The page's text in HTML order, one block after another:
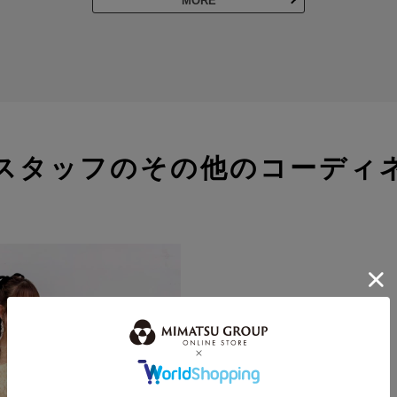
タッフのその他のコーディ